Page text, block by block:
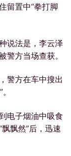
留置中“拳打脚
说法是，李云泽
警方当场查获。
警方在车中搜出
电子烟油中吸食
飘然”后，迅速